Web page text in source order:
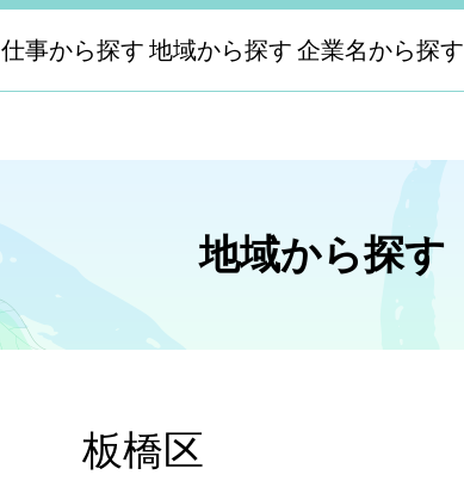
仕事から探す 地域から探す 企業名から探す
地域から探す
板橋区